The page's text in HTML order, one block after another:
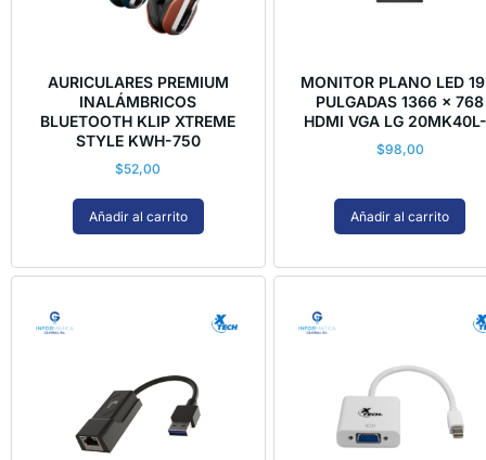
AURICULARES PREMIUM
INALÁMBRICOS
BLUETOOTH KLIP XTREME
STYLE KWH-750
$52,00
Añadir al carrito
MONITOR PLANO LED
PULGADAS 1366 x 768
HDMI VGA LG
$98,00
Añadir al carrito